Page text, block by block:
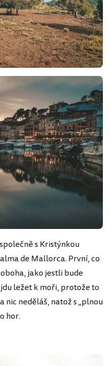
s Kristýnkou
de Mallorca. První, co
jako jestli bude
ležet k moři, protože to
nic neděláš, natož s „plnou
hor.